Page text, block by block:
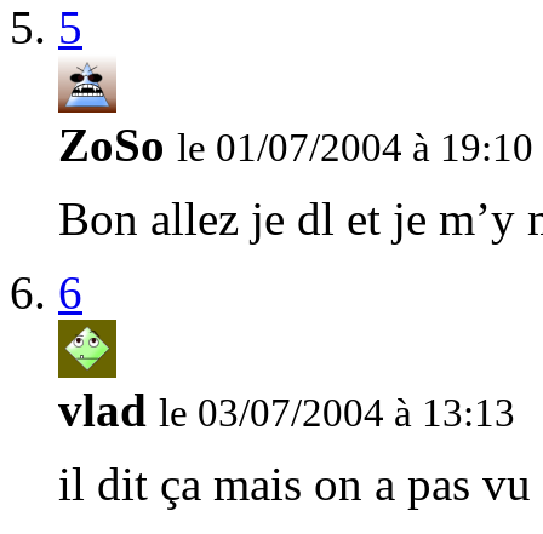
5
ZoSo le 01/07/2004 à 19:10
Bon allez je dl et je m’y
6
vlad le 03/07/2004 à 13:13
il dit ça mais on a pas